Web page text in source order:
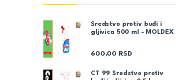
Sredstvo protiv buđi i
gljivica 500 ml - MOLDEX
600,00 RSD
CT 99 Sredstvo protiv